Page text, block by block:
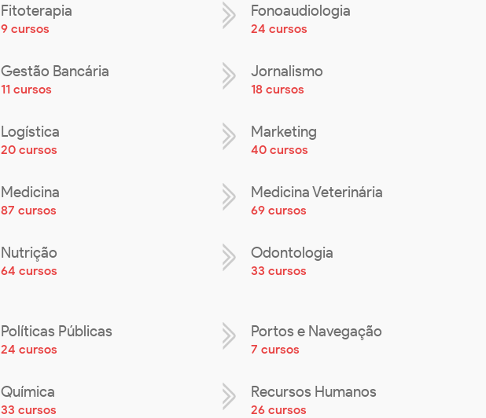
Fitoterapia
9 cursos
Fonoaudiologia
24 cursos
Gestão Bancária
11 cursos
Jornalismo
18 cursos
Logística
20 cursos
Marketing
40 cursos
Medicina
87 cursos
Medicina Veterinária
69 cursos
Nutrição
64 cursos
Odontologia
33 cursos
Políticas Públicas
24 cursos
Portos e Navegação
7 cursos
Química
33 cursos
Recursos Humanos
26 cursos